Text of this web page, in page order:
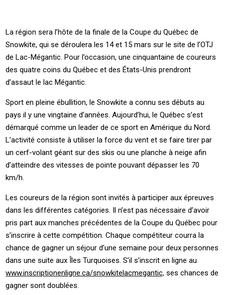
La région sera l’hôte de la finale de la Coupe du Québec de
Snowkite, qui se déroulera les 14 et 15 mars sur le site de l’OTJ
de Lac-Mégantic. Pour l’occasion, une cinquantaine de coureurs
des quatre coins du Québec et des États-Unis prendront
d’assaut le lac Mégantic.
Sport en pleine ébullition, le Snowkite a connu ses débuts au
pays il y une vingtaine d’années. Aujourd’hui, le Québec s’est
démarqué comme un leader de ce sport en Amérique du Nord.
L’activité consiste à utiliser la force du vent et se faire tirer par
un cerf-volant géant sur des skis ou une planche à neige afin
d’atteindre des vitesses de pointe pouvant dépasser les 70
km/h.
Les coureurs de la région sont invités à participer aux épreuves
dans les différentes catégories. Il n’est pas nécessaire d’avoir
pris part aux manches précédentes de la Coupe du Québec pour
s’inscrire à cette compétition. Chaque compétiteur courra la
chance de gagner un séjour d’une semaine pour deux personnes
dans une suite aux Îles Turquoises. S’il s’inscrit en ligne au
www.inscriptionenligne.ca/snowkitelacmegantic, ses chances de
gagner sont doublées.